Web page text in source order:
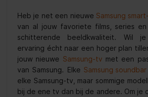
Heb je net een nieuwe Samsung
van al jouw favoriete films, series
schitterende beeldkwaliteit. Wil
ervaring écht naar een hoger plan
jouw nieuwe Samsung-tv met een
van Samsung. Elke Samsung soundbar
elke Samsung-tv, maar sommige
bij de ene tv dan bij de andere. Om je